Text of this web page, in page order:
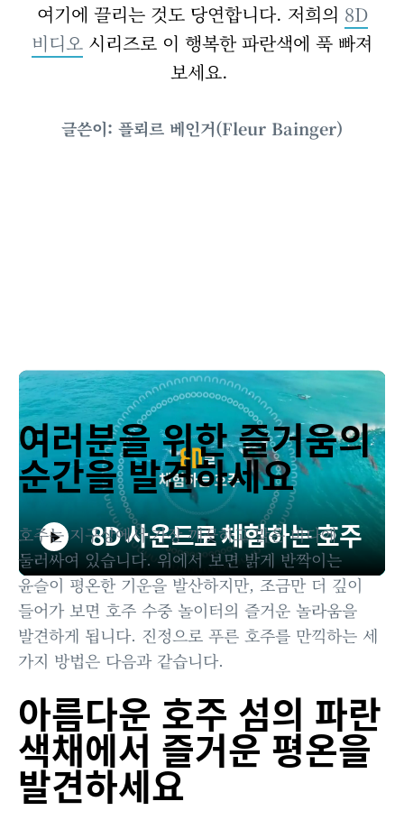
여기에 끌리는 것도 당연합니다. 저희의 8D
비디오 시리즈로 이 행복한 파란색에 푹 빠져
보세요.
글쓴이: 플뢰르 베인거(Fleur Bainger)
8D 사운드로 체험하는 호주
Play
Video
8D 사운드로 체험하는 호주
여러분을 위한 즐거움의
순간을 발견하세요
호주는 지구상에서 가장 깨끗하고 맑은 바다에
둘러싸여 있습니다. 위에서 보면 밝게 반짝이는
윤슬이 평온한 기운을 발산하지만, 조금만 더 깊이
들어가 보면 호주 수중 놀이터의 즐거운 놀라움을
발견하게 됩니다. 진정으로 푸른 호주를 만끽하는 세
가지 방법은 다음과 같습니다.
아름다운 호주 섬의 파란
색채에서 즐거운 평온을
발견하세요